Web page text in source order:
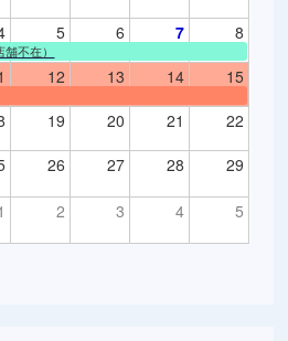
5 6 7 8
不在）
12 13 14 15
19 20 21 22
26 27 28 29
2 3 4 5